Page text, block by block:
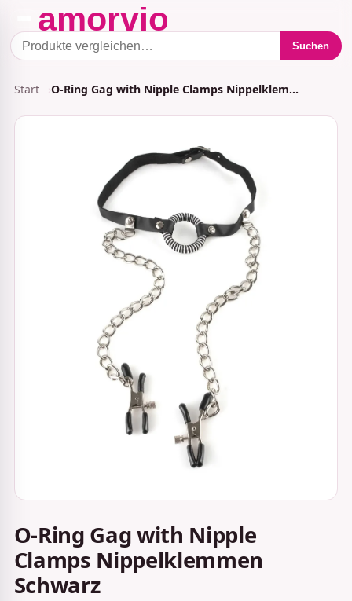
Suchen
Start O-Ring Gag with Nipple Clamps Nippelklem…
O-Ring Gag with Nipple
Clamps Nippelklemmen
Schwarz